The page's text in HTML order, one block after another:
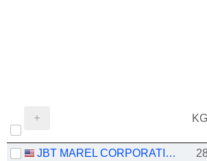
JBT MAREL CORPORATION